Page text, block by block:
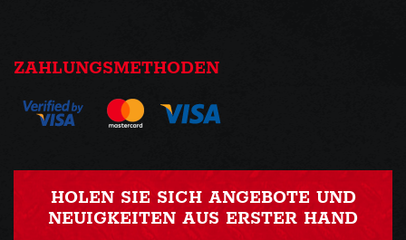
ZAHLUNGSMETHODEN
HOLEN SIE SICH ANGEBOTE UND
NEUIGKEITEN AUS ERSTER HAND